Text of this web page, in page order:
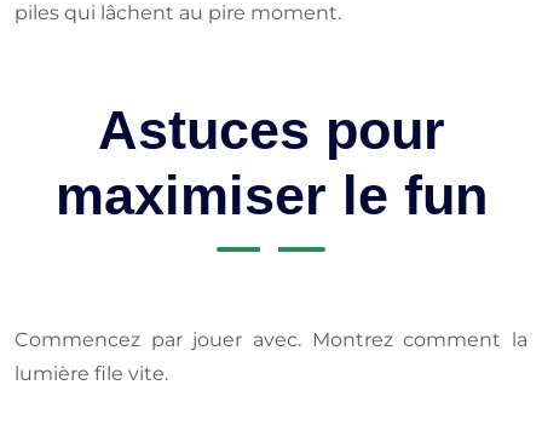
piles qui lâchent au pire moment.
Astuces pour
maximiser le fun
Commencez par jouer avec. Montrez comment la
lumière file vite.